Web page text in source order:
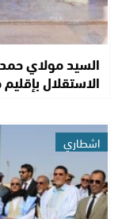
السيد مولاي
الاستقلال
اشطاري